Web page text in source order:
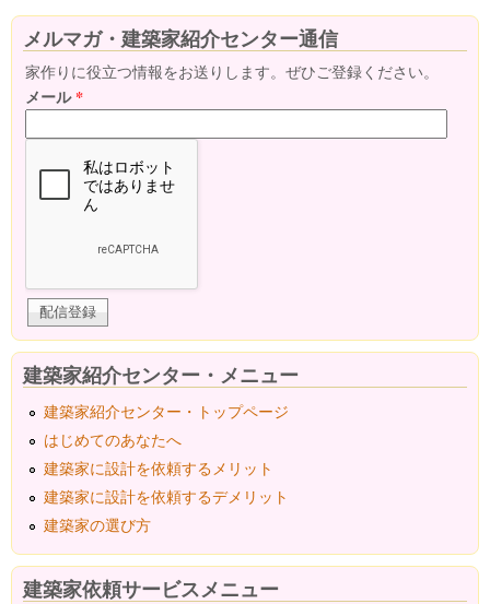
メルマガ・建築家紹介センター通信
家作りに役立つ情報をお送りします。ぜひご登録ください。
メール*
建築家紹介センター・メニュー
建築家紹介センター・トップページ
はじめてのあなたへ
建築家に設計を依頼するメリット
建築家に設計を依頼するデメリット
建築家の選び方
建築家依頼サービスメニュー